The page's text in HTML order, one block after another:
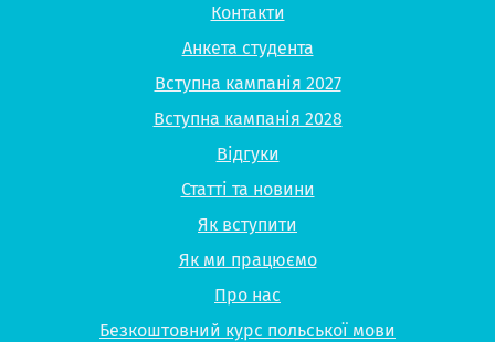
Контакти
Анкета студента
Вступна кампанія 2027
Вступна кампанія 2028
Відгуки
Статті та новини
Як вступити
Як ми працюємо
Про нас
Безкоштовний курс польської мови